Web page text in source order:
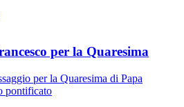
per la Quaresima
per la Quaresima di Papa
pontificato